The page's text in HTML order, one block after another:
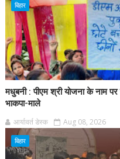
बिहार
मधुबनी : पीएम श्री योजना के नाम पर
भाकपा-माले
आर्यावर्त डेस्क Aug 08, 2026
बिहार